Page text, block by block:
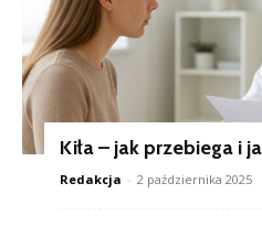
Kiła – jak przebiega i
Redakcja - 2 października 2025